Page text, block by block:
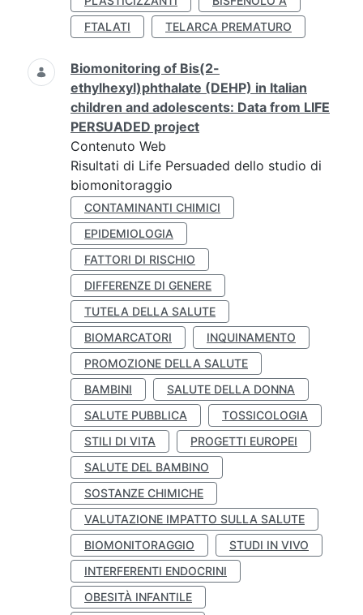
FTALATI
TELARCA PREMATURO
Biomonitoring of Bis(2-
ethylhexyl)phthalate (DEHP) in Italian
children and adolescents: Data from LIFE
PERSUADED project
Contenuto Web
Risultati di Life Persuaded dello studio di
biomonitoraggio
CONTAMINANTI CHIMICI
EPIDEMIOLOGIA
FATTORI DI RISCHIO
DIFFERENZE DI GENERE
TUTELA DELLA SALUTE
BIOMARCATORI
INQUINAMENTO
PROMOZIONE DELLA SALUTE
BAMBINI
SALUTE DELLA DONNA
SALUTE PUBBLICA
TOSSICOLOGIA
STILI DI VITA
PROGETTI EUROPEI
SALUTE DEL BAMBINO
SOSTANZE CHIMICHE
VALUTAZIONE IMPATTO SULLA SALUTE
BIOMONITORAGGIO
STUDI IN VIVO
INTERFERENTI ENDOCRINI
OBESITÀ INFANTILE